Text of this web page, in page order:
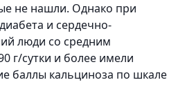
не нашли. Однако при
и сердечно-
люди со средним
г/сутки и более имели
баллы кальциноза по шкале